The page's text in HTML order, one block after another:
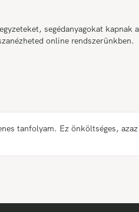
segédanyagokat kapnak
online rendszerünkben.
tanfolyam. Ez önköltséges,